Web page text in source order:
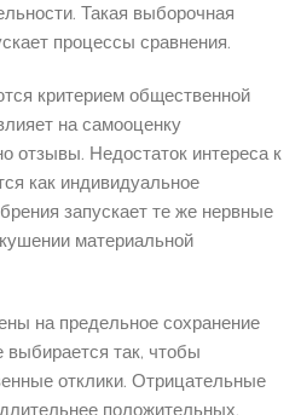
Такая выборочная
процессы сравнения.
критерием общественной
на самооценку
отзывы. Недостаток интереса к
как индивидуальное
запускает те же нервные
материальной
на предельное сохранение
так, чтобы
отклики. Отрицательные